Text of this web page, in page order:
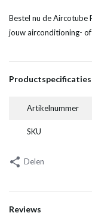
Bestel nu de
jouw airconditioning-
Productspecificaties
Artikelnummer
SKU
Delen
Reviews